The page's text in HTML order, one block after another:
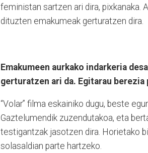
feministan sartzen ari dira, pixkanaka.
dituzten emakumeak gerturatzen dira.
Emakumeen aurkako indarkeria
gerturatzen ari da. Egitarau
“Volar” filma eskainiko dugu, beste
Gaztelumendik zuzendutakoa, eta
testigantzak jasotzen dira. Horietako
solasaldian parte hartzeko.